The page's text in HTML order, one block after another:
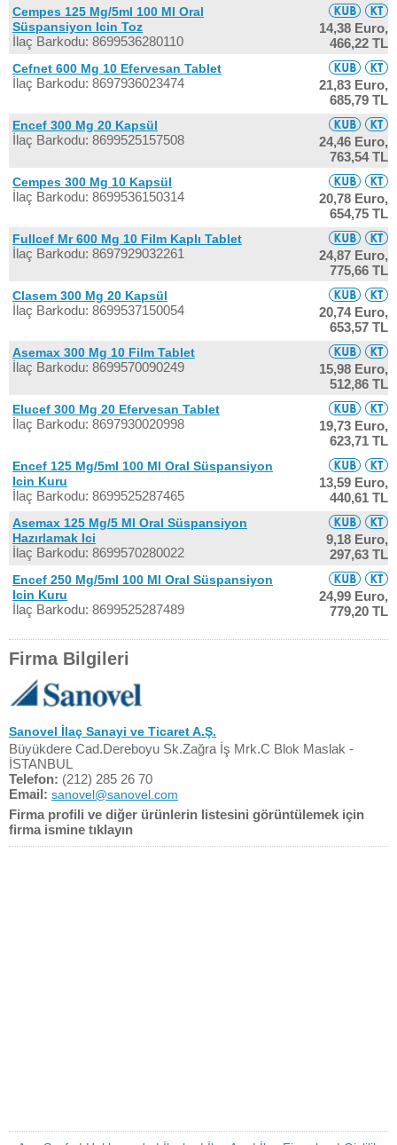
Cempes 125 Mg/5ml 100 Ml Oral
Süspansiyon Icin Toz
İlaç Barkodu: 8699536280110
14,38 Euro,
466,22 TL
Cefnet 600 Mg 10 Efervesan Tablet
İlaç Barkodu: 8697936023474
21,83 Euro,
685,79 TL
Encef 300 Mg 20 Kapsül
İlaç Barkodu: 8699525157508
24,46 Euro,
763,54 TL
Cempes 300 Mg 10 Kapsül
İlaç Barkodu: 8699536150314
20,78 Euro,
654,75 TL
Fullcef Mr 600 Mg 10 Film Kaplı Tablet
İlaç Barkodu: 8697929032261
24,87 Euro,
775,66 TL
Clasem 300 Mg 20 Kapsül
İlaç Barkodu: 8699537150054
20,74 Euro,
653,57 TL
Asemax 300 Mg 10 Film Tablet
İlaç Barkodu: 8699570090249
15,98 Euro,
512,86 TL
Elucef 300 Mg 20 Efervesan Tablet
İlaç Barkodu: 8697930020998
19,73 Euro,
623,71 TL
Encef 125 Mg/5ml 100 Ml Oral Süspansiyon
Icin Kuru
İlaç Barkodu: 8699525287465
13,59 Euro,
440,61 TL
Asemax 125 Mg/5 Ml Oral Süspansiyon
Hazırlamak Ici
İlaç Barkodu: 8699570280022
9,18 Euro,
297,63 TL
Encef 250 Mg/5ml 100 Ml Oral Süspansiyon
Icin Kuru
İlaç Barkodu: 8699525287489
24,99 Euro,
779,20 TL
Firma Bilgileri
Sanovel İlaç Sanayi ve Ticaret A.Ş.
Büyükdere Cad.Dereboyu Sk.Zağra İş Mrk.C Blok Maslak -
İSTANBUL
Telefon: (212) 285 26 70
Email: sanovel@sanovel.com
Firma profili ve diğer ürünlerin listesini görüntülemek için
firma ismine tıklayın